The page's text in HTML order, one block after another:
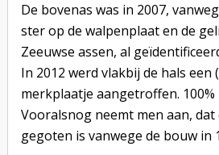
De bovenas was in 2007,
ster op de walpenplaat en de
Zeeuwse assen, al
In 2012 werd vlakbij de hals een
merkplaatje aangetroffen. 100%
Vooralsnog neemt men aan, dat
gegoten is vanwege de bouw in